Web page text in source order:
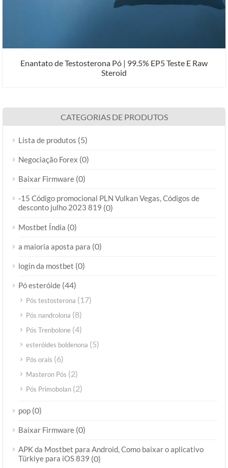
Enantato de Testosterona Pó | 99.5% EP5 Teste E Raw
Steroid
CATEGORIAS DE PRODUTOS
Lista de produtos (5)
Negociação Forex (0)
Baixar Firmware (0)
-15 Código promocional PLN Vulkan Vegas, Códigos de
desconto julho 2023 819 (0)
Mostbet Índia (0)
a maioria aposta para (0)
login da mostbet (0)
Pó esteróide (44)
Pós testosterona (17)
Pós nandrolona (8)
Pós Trenbolone (4)
esteróides boldenona (5)
Pós orais (6)
Masteron Pós (2)
Pós Primobolan (2)
pop (0)
Baixar Firmware (0)
APK da Mostbet para Android, Como baixar o aplicativo
Türkiye para iOS 839 (0)